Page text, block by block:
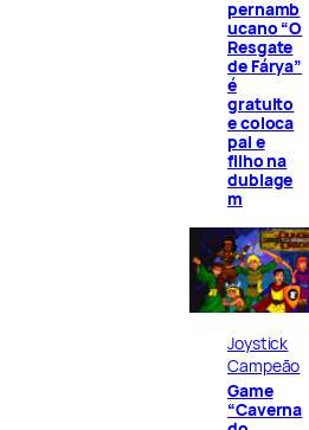
pernamb
ucano “O
Resgate
de Fárya”
é
gratuito
e coloca
pai e
filho na
dublage
m
Joystick
Campeão
Game
“Caverna